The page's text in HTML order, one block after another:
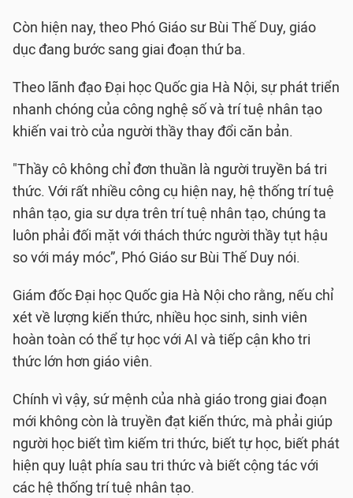
Còn hiện nay, theo Phó Giáo sư Bùi Thế Duy, giáo
dục đang bước sang giai đoạn thứ ba.
Theo lãnh đạo Đại học Quốc gia Hà Nội, sự phát triển
nhanh chóng của công nghệ số và trí tuệ nhân tạo
khiến vai trò của người thầy thay đổi căn bản.
"Thầy cô không chỉ đơn thuần là người truyền bá tri
thức. Với rất nhiều công cụ hiện nay, hệ thống trí tuệ
nhân tạo, gia sư dựa trên trí tuệ nhân tạo, chúng ta
luôn phải đối mặt với thách thức người thầy tụt hậu
so với máy móc”, Phó Giáo sư Bùi Thế Duy nói.
Giám đốc Đại học Quốc gia Hà Nội cho rằng, nếu chỉ
xét về lượng kiến thức, nhiều học sinh, sinh viên
hoàn toàn có thể tự học với AI và tiếp cận kho tri
thức lớn hơn giáo viên.
Chính vì vậy, sứ mệnh của nhà giáo trong giai đoạn
mới không còn là truyền đạt kiến thức, mà phải giúp
người học biết tìm kiếm tri thức, biết tự học, biết phát
hiện quy luật phía sau tri thức và biết cộng tác với
các hệ thống trí tuệ nhân tạo.